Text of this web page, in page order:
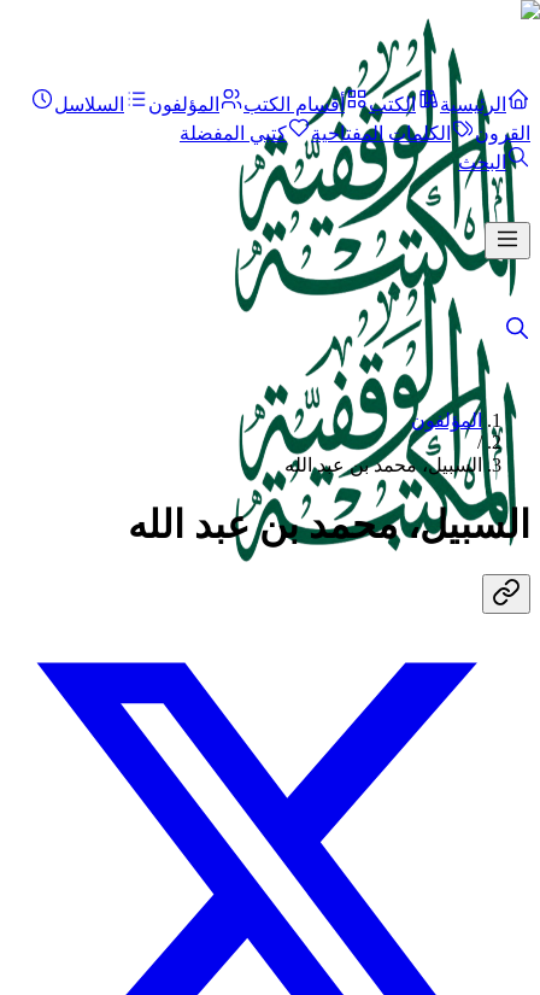
الرئيسية الكتب أقسام الكتب المؤلفون
السلاسل
القرون
الكلمات المفتاحية
كتبي المفضلة
البحث
المؤلفون
/
السبيل، محمد بن عبد الله
السبيل، محمد بن عبد الله